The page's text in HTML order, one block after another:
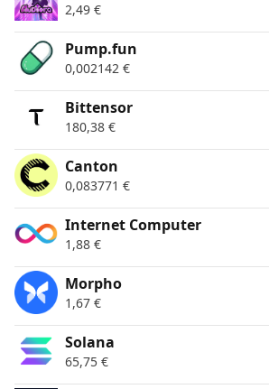
2,49 €
Pump.fun
0,002142 €
Bittensor
180,38 €
Canton
0,083771 €
Internet Computer
1,88 €
Morpho
1,67 €
Solana
65,75 €